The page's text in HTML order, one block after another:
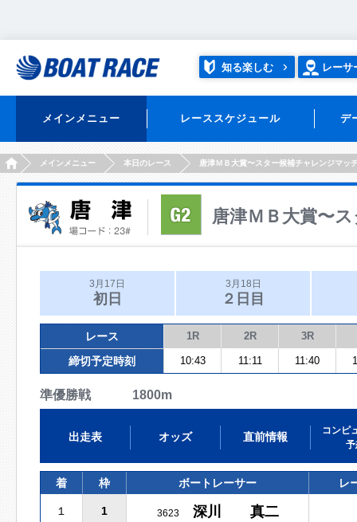
知る楽しむ レーサ
メインメニュー レーススケジュール デ
HOMEメインメニュー 本日のレース 唐津ＭＢ大賞〜スター候補チャレンジマッ
唐津ＭＢ大賞〜
3月17日
初日
3月18日
２日目
レース 1R 2R 3R
締切予定時刻 10:43 11:11 11:40
準優勝戦 1800m
出走表 オッズ 直前情報
コンピ
予
着 枠 ボートレーサー レ
１ 1 3623 深川 真二